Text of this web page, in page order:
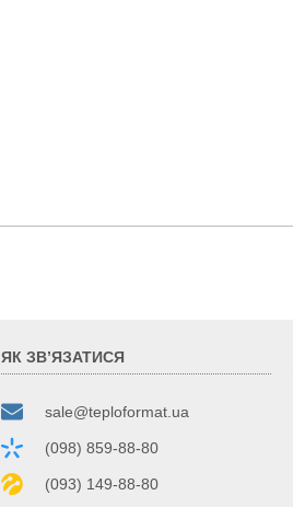
ЯК ЗВ’ЯЗАТИСЯ
sale@teploformat.ua
(098) 859-88-80
(093) 149-88-80